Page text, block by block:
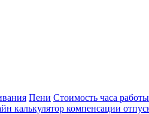
Пени Стоимость часа работы
калькулятор компенсации